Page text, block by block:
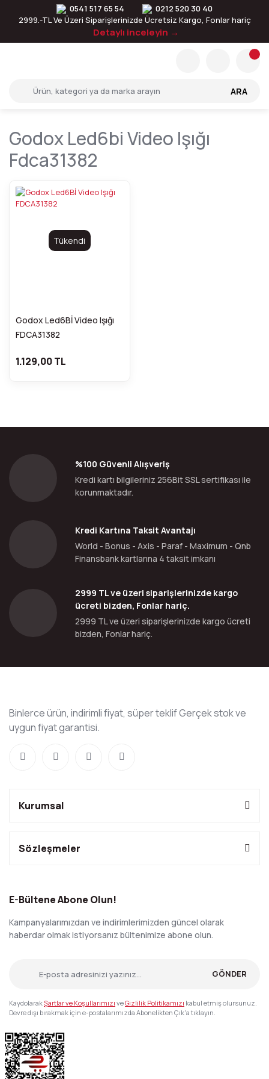
0541 517 65 54
0212 520 30 40
2999.-TL Ve Üzeri Siparişlerinizde Ücretsiz Kargo, Fonlar hariç
Detaylı inceleyin →
ARA
Godox Led6bi Video Işığı
Fdca31382
Tükendi
Godox Led6Bİ Video Işığı
FDCA31382
1.129,00 TL
%100 Güvenli Alışveriş
Kredi kartı bilgileriniz 256Bit SSL sertifikası ile
korunmaktadır.
Kredi Kartına Taksit Avantajı
World - Bonus - Axis - Paraf - Maximum - Qnb
Finansbank kartlarına 4 taksit imkanı
2999 TL ve üzeri siparişlerinizde kargo
ücreti bizden, Fonlar hariç.
2999 TL ve üzeri siparişlerinizde kargo ücreti
bizden, Fonlar hariç.
Binlerce ürün, indirimli fiyat, süper teklif Gerçek stok ve
uygun fiyat garantisi.
Kurumsal
Sözleşmeler
E-Bültene Abone Olun!
Kampanyalarımızdan ve indirimlerimizden güncel olarak
haberdar olmak istiyorsanız bültenimize abone olun.
GÖNDER
KaydolarakŞartlar ve Koşullarımızı veGizlilik Politikamızı kabul etmiş olursunuz.
Devre dışı bırakmak için e-postalarımızda Abonelikten Çık'a tıklayın.